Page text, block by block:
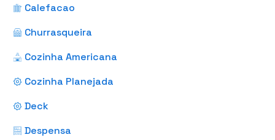
Calefacao
Churrasqueira
Cozinha Americana
Cozinha Planejada
Deck
Despensa